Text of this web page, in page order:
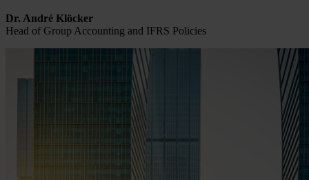
Dr. André Klöcker
Head of Group Accounting and IFRS Policies